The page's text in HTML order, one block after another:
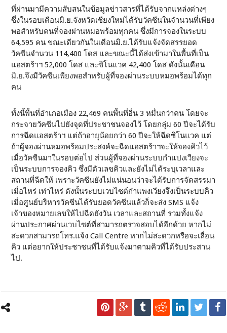
ที่ผ่านมามีความสับสนในข้อมูลข่าวสารที่ได้รับจากแหล่งต่างๆ
ซึ่งในรอบเดือนมิ.ย.จังหวัดเชียงใหม่ได้รับวัคซีนในจำนวนที่เพียง
พอสำหรับคนที่จองผ่านหมอพร้อมทุกคน ซึ่งมีการจองในระบบ
64,595 คน ขณะเดียวกันในเดือนมิ.ย.ได้รับแจ้งจัดสรรยอด
วัคซีนจำนวน 114,400 โดส และขณะนี้ได้ส่งเข้ามาในพื้นที่เป็น
แอสตร้าฯ 52,000 โดส และซิโนแวค 42,400 โดส ดังนั้นเดือน
มิ.ย.จึงมีวัคซีนเพียงพอสำหรับผู้ที่จองผ่านระบบหมอพร้อมได้ทุก
คน
ทั้งนี้พื้นที่อำเภอเมือง 22,469 คนพื้นที่อื่น 3 หมื่นกว่าคน โดยจะ
กระจายวัคซีนไปยังจุดที่ประชาชนจองไว้ โดยกลุ่ม 60 ปีจะได้รับ
การฉีดแอสตร้าฯ แต่ถ้าอายุน้อยกว่า 60 ปีจะให้ฉีดซิโนแวค แต่
ถ้าผู้จองผ่านหมอพร้อมประสงค์จะฉีดแอสตร้าฯจะให้จองคิวไว้
เมื่อวัคซีนมาในรอบต่อไป ส่วนผู้ที่จองผ่านระบบกำแปงเวียงจะ
เป็นระบบการจองคิว ซึ่งมีตัวเลขคิวและยังไม่ได้ระบุเวลาและ
สถานที่ฉีดให้ เพราะวัคซีนยังไม่แน่นอนว่าจะได้รับการจัดสรรมา
เมื่อไหร่ เท่าไหร่ ดังนั้นระบบเวบไซต์กำแพงเวียงจึงเป็นระบบคิว
เมื่อศูนย์บริหารวัคซีนได้รับยอดวัคซีนแล้วก็จะส่ง SMS แจ้ง
เจ้าของหมายเลขให้ไปฉีดยังวัน เวลาและสถานที่ รวมทั้งแจ้ง
ผ่านประกาศผ่านเวบไซต์ที่สามารถตรวจสอบได้อีกด้วย หากไม่
สะดวกสามารถโทร.แจ้ง Call Centre หากไม่สะดวกหรือจะเลื่อน
คิว แต่อยากให้ประชาชนที่ได้รับแจ้งมาตามคิวที่ได้รับประสาน
ไป.